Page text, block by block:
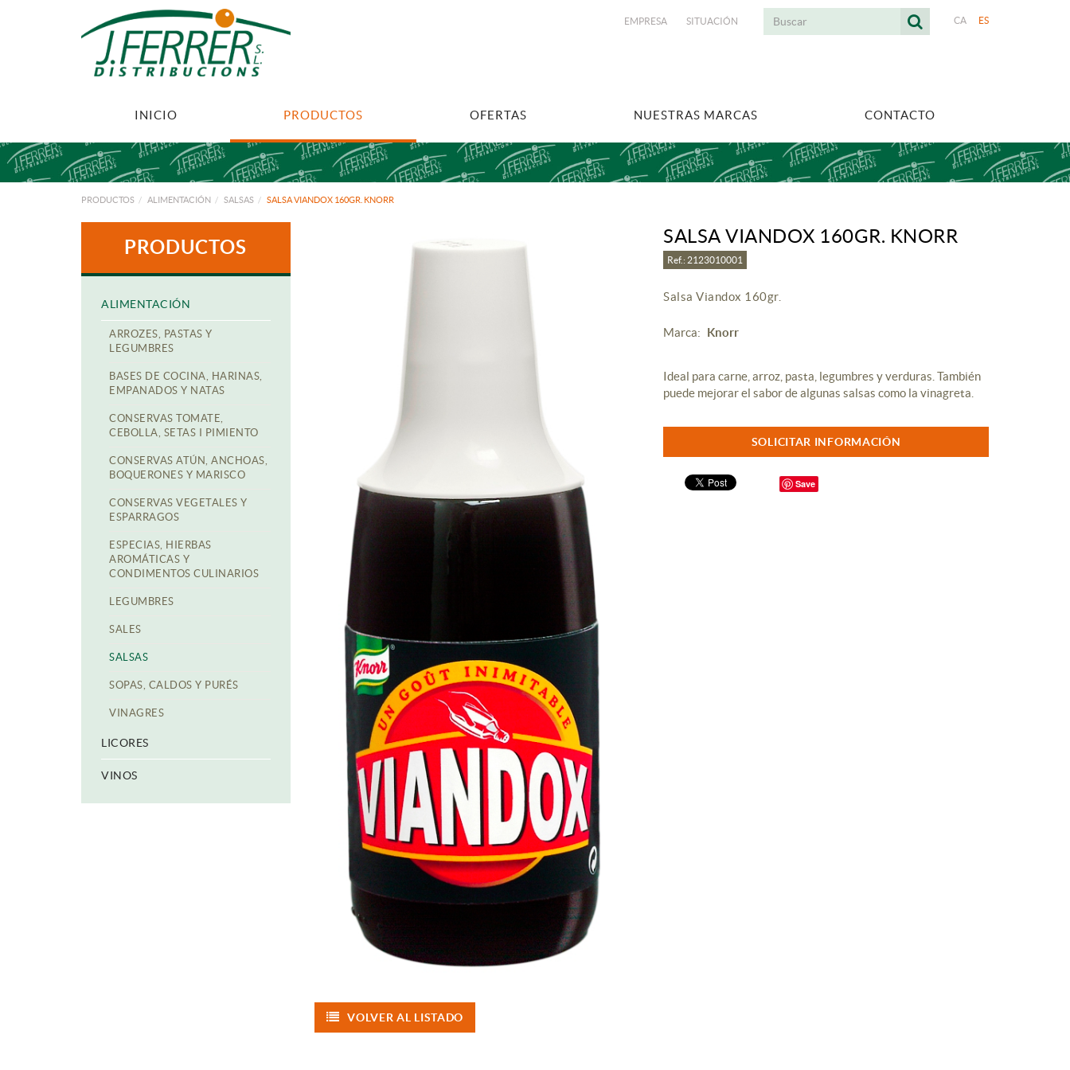
CA ES
EMPRESA SITUACIÓN
INICIO PRODUCTOS OFERTAS NUESTRAS MARCAS CONTACTO
PRODUCTOS ALIMENTACIÓN SALSAS SALSA VIANDOX 160GR. KNORR
PRODUCTOS
ALIMENTACIÓN
ARROZES, PASTAS Y
LEGUMBRES
BASES DE COCINA, HARINAS,
EMPANADOS Y NATAS
CONSERVAS TOMATE,
CEBOLLA, SETAS I PIMIENTO
CONSERVAS ATÚN, ANCHOAS,
BOQUERONES Y MARISCO
CONSERVAS VEGETALES Y
ESPARRAGOS
ESPECIAS, HIERBAS
AROMÁTICAS Y
CONDIMENTOS CULINARIOS
LEGUMBRES
SALES
SALSAS
SOPAS, CALDOS Y PURÉS
VINAGRES
LICORES
VINOS
SALSA VIANDOX 160GR. KNORR
Ref.: 2123010001
Salsa Viandox 160gr.
Marca: Knorr
Ideal para carne, arroz, pasta, legumbres y verduras. También
puede mejorar el sabor de algunas salsas como la vinagreta.
SOLICITAR INFORMACIÓN
Save
VOLVER AL LISTADO